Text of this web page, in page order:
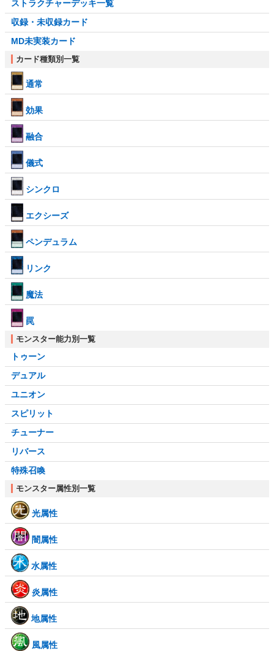
ストラクチャーデッキ一覧
収録・未収録カード
MD未実装カード
カード種類別一覧
通常
効果
融合
儀式
シンクロ
エクシーズ
ペンデュラム
リンク
魔法
罠
モンスター能力別一覧
トゥーン
デュアル
ユニオン
スピリット
チューナー
リバース
特殊召喚
モンスター属性別一覧
光属性
闇属性
水属性
炎属性
地属性
風属性